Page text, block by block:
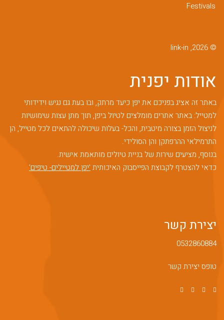
Festivals
© 2026, link-in
אודות יפנית
באתר זה אציג בפניכם את יפן כיעד מרתק, ובו בעת גם נגיש וידידותי
למטייל: באתר אתרים מומלצים לטיול ביפן, תוך מתן עצות שימושיות
לניצול הזמן בצורה מיטבית, והכל- בעלות שיכולה להתאים לכל מטייל, הן
התרמילאי ההרפתקן והן הסולידי.
בנוסף, מציעים שירות של בניית טיולים מותאמת אישית.
כדאי להצטרף לקבוצת הפייסבוק האיכותית 'יפן למטיילים- טיפים'
יצירת קשר
0532860884
טופס יצירת קשר